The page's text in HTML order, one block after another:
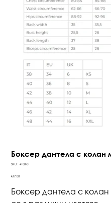
Боксер дантела с
SKU:
SKU
01
4100-01
Price
€17.00
Боксер дантела с